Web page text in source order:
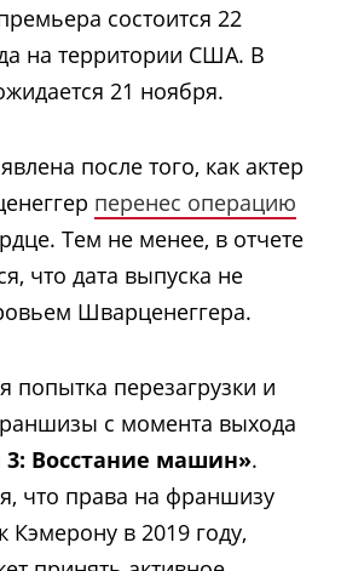
состоится 22
на территории США. В
21 ноября.
после того, как актер
перенес операцию
Тем не менее, в отчете
что дата выпуска не
Шварценеггера.
попытка перезагрузки и
с момента выхода
3: Восстание машин».
что права на франшизу
Кэмерону в 2019 году,